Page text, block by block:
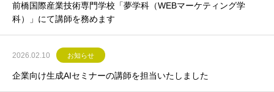
前橋国際産業技術専門学校「夢学科（WEBマーケティング学
科）」にて講師を務めます
2026.02.10 お知らせ
企業向け生成AIセミナーの講師を担当いたしました